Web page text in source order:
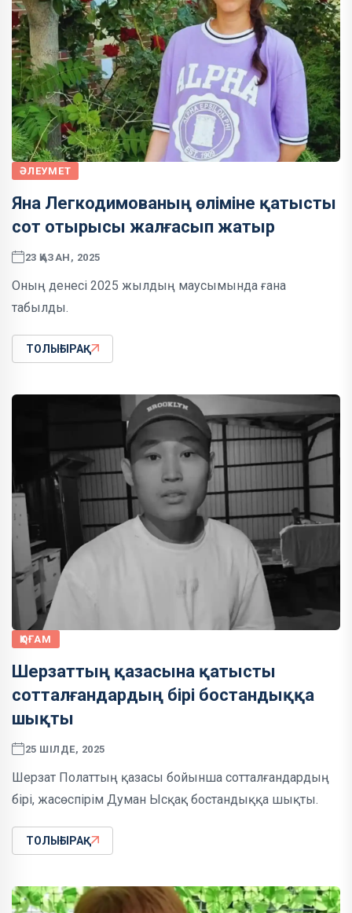
ӘЛЕУМЕТ
Яна Легкодимованың өліміне қатысты
сот отырысы жалғасып жатыр
23 ҚАЗАН, 2025
Оның денесі 2025 жылдың маусымында ғана
табылды.
ТОЛЫҒЫРАҚ
ҚОҒАМ
Шерзаттың қазасына қатысты
сотталғандардың бірі бостандыққа
шықты
25 ШІЛДЕ, 2025
Шерзат Полаттың қазасы бойынша сотталғандардың
бірі, жасөспірім Думан Ысқақ бостандыққа шықты.
ТОЛЫҒЫРАҚ